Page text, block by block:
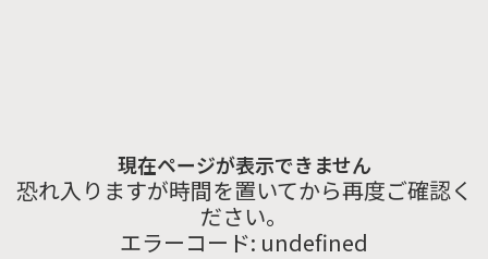
現在ページが表示できません
恐れ入りますが時間を置いてから再度ご確認く
ださい。
エラーコード: undefined